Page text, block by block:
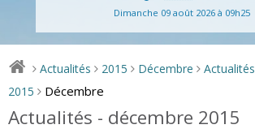
Dimanche 09 août 2026 à 09h25
> Actualités > 2015 > Décembre > Actualités
2015 > Décembre
Actualités - décembre 2015